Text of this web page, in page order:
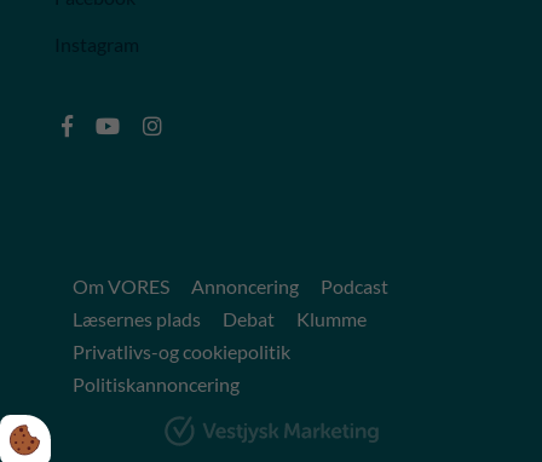
Om VORES Annoncering
Podcast
Læsernes plads
Debat
Klumme
Privatlivs-og cookiepolitik
Politiskannoncering